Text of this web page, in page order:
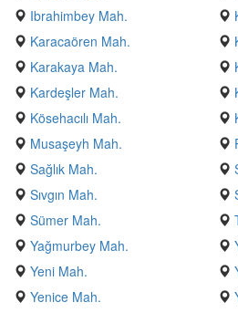
Ibrahimbey Mah.
Karacaören Mah.
Karakaya Mah.
Kardeşler Mah.
Kösehacılı Mah.
Musaşeyh Mah.
Sağlık Mah.
Sıvgın Mah.
Sümer Mah.
Yağmurbey Mah.
Yeni Mah.
Yenice Mah.